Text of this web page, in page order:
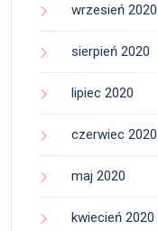
wrzesień 2020
sierpień 2020
lipiec 2020
czerwiec 2020
maj 2020
kwiecień 2020